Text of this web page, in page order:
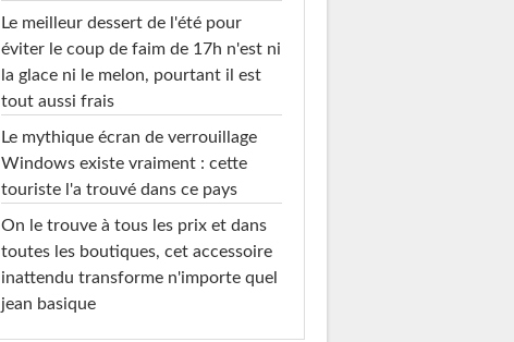
Le meilleur dessert de l'été pour
éviter le coup de faim de 17h n'est ni
la glace ni le melon, pourtant il est
tout aussi frais
Le mythique écran de verrouillage
Windows existe vraiment : cette
touriste l'a trouvé dans ce pays
On le trouve à tous les prix et dans
toutes les boutiques, cet accessoire
inattendu transforme n'importe quel
jean basique